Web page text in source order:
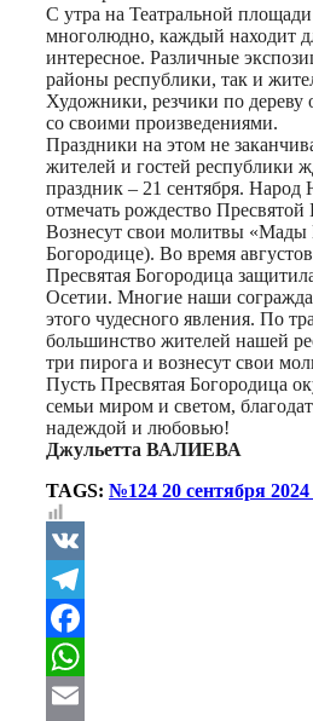
С утра на Театральной площади
многолюдно, каждый находит
интересное. Различные
районы республики, так и
Художники, резчики по дереву
со своими произведениями.
Праздники на этом не
жителей и гостей республики
праздник – 21 сентября.
отмечать рождество
Вознесут свои молитвы
Богородице). Во время
Пресвятая Богородица
Осетии. Многие наши
этого чудесного явления. По
большинство жителей нашей
три пирога и вознесут свои
Пусть Пресвятая Богородица
семьи миром и светом,
надеждой и любовью!
Джульетта ВАЛИЕВА
TAGS: №124 20 сентября 2024
VK
Telegram
Facebook
WhatsApp